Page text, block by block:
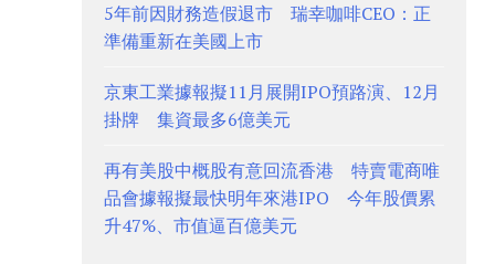
5年前因財務造假退市 瑞幸咖啡CEO：正
準備重新在美國上市
京東工業據報擬11月展開IPO預路演、12月
掛牌 集資最多6億美元
再有美股中概股有意回流香港 特賣電商唯
品會據報擬最快明年來港IPO 今年股價累
升47%、市值逼百億美元